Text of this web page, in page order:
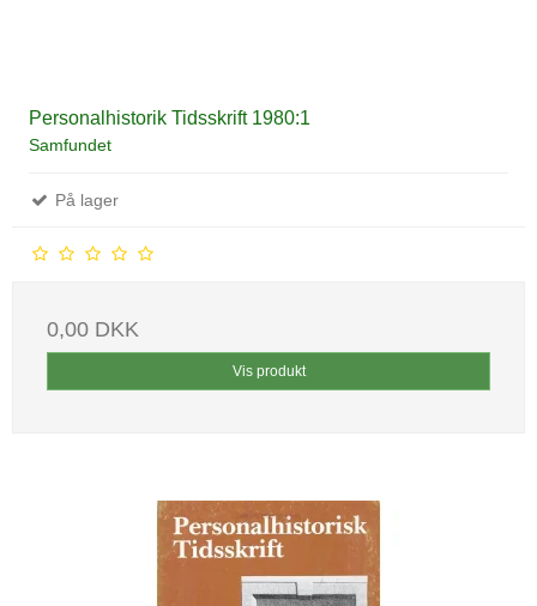
Personalhistorik Tidsskrift 1980:1
Samfundet
På lager
0,00 DKK
Vis produkt